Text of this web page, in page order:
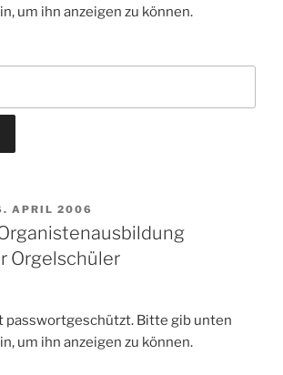
um ihn anzeigen zu können.
APRIL 2006
Orgelschüler
passwortgeschützt. Bitte gib unten
um ihn anzeigen zu können.